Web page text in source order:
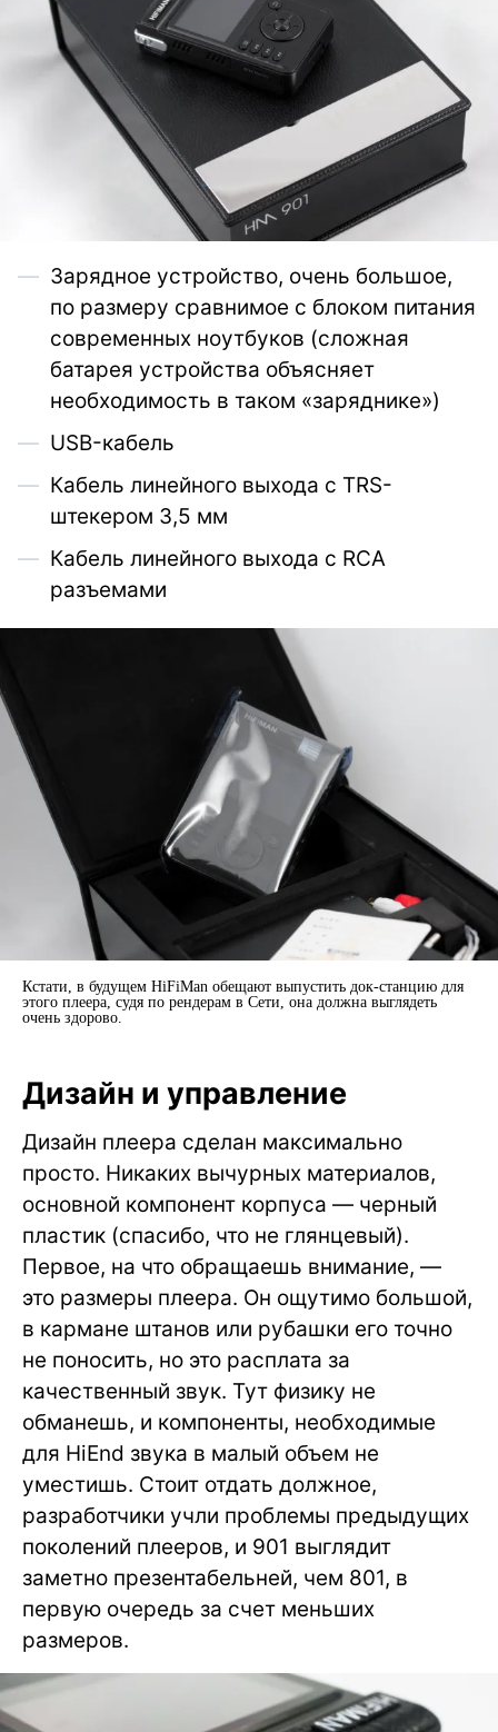
Зарядное устройство, очень большое,
по размеру сравнимое с блоком питания
современных ноутбуков (сложная
батарея устройства объясняет
необходимость в таком «заряднике»)
USB-кабель
Кабель линейного выхода с TRS-
штекером 3,5 мм
Кабель линейного выхода с RCA
разъемами
Кстати, в будущем HiFiMan обещают выпустить док-станцию для
этого плеера, судя по рендерам в Сети, она должна выглядеть
очень здорово.
Дизайн и управление
Дизайн плеера сделан максимально
просто. Никаких вычурных материалов,
основной компонент корпуса — черный
пластик (спасибо, что не глянцевый).
Первое, на что обращаешь внимание, —
это размеры плеера. Он ощутимо большой,
в кармане штанов или рубашки его точно
не поносить, но это расплата за
качественный звук. Тут физику не
обманешь, и компоненты, необходимые
для HiEnd звука в малый объем не
уместишь. Стоит отдать должное,
разработчики учли проблемы предыдущих
поколений плееров, и 901 выглядит
заметно презентабельней, чем 801, в
первую очередь за счет меньших
размеров.